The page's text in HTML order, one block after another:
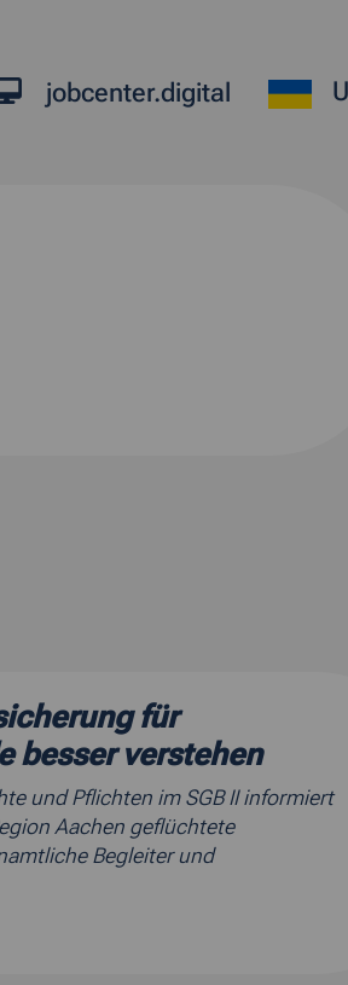
jobcenter.digital
für
besser verstehen
und Pflichten im SGB II informiert
Aachen geflüchtete
Begleiter und